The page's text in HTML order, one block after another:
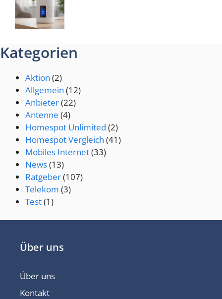
Kategorien
Aktion (2)
Allgemein (12)
Anbieter(22)
Antenne (4)
Homespot Unlimited (2)
Homespot Vergleich (41)
Mobiles Internet(33)
News(13)
Ratgeber(107)
Telekom (3)
Test(1)
Über uns
Über uns
Kontakt